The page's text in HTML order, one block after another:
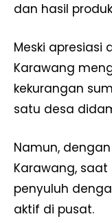
dan hasil
Meski apresiasi
Karawang
kekurangan
satu desa
Namun,
Karawang,
penyuluh
aktif di pusat.